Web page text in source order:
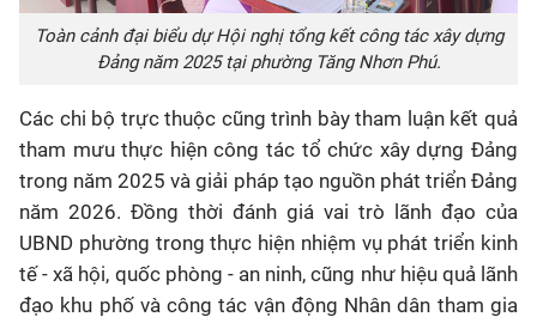
Toàn cảnh đại biểu dự Hội nghị tổng kết công tác xây dựng
Đảng năm 2025 tại phường Tăng Nhơn Phú.
Các chi bộ trực thuộc cũng trình bày tham luận kết quả
tham mưu thực hiện công tác tổ chức xây dựng Đảng
trong năm 2025 và giải pháp tạo nguồn phát triển Đảng
năm 2026. Đồng thời đánh giá vai trò lãnh đạo của
UBND phường trong thực hiện nhiệm vụ phát triển kinh
tế - xã hội, quốc phòng - an ninh, cũng như hiệu quả lãnh
đạo khu phố và công tác vận động Nhân dân tham gia